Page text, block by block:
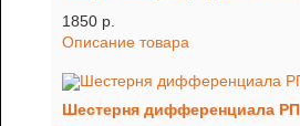
1850 p.
Описание товара
Шестерня дифференциала